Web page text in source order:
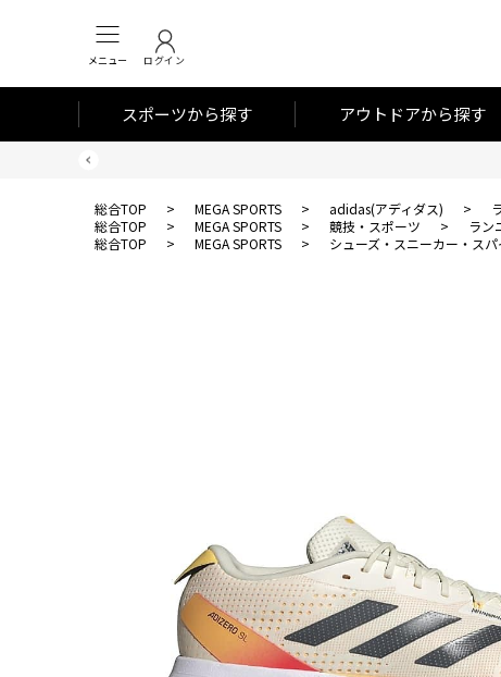
メニュー ログイン
スポーツから探す アウトドアから探す
総合TOP > MEGA SPORTS > adidas(アディダス) >
総合TOP
> MEGA SPORTS > 競技・スポーツ > ラン
総合TOP
> MEGA SPORTS > シューズ・スニーカー・スパ